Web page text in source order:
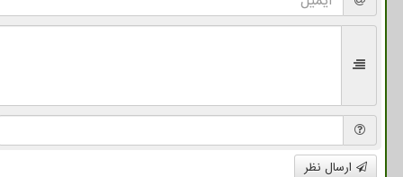
ارسال نظر